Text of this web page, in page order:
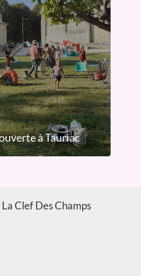
à Tauriac
Clef Des Champs